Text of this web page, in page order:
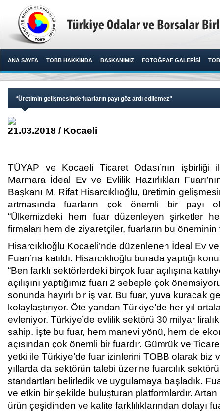
ANA SAYFA TOBB HAKKINDA BAŞKANIMIZ FOTOĞRAF GALERİSİ
“Üretimin gelişmesinde fuarların payı göz ardı edilemez”
21.03.2018 / Kocaeli
TÜYAP ve Kocaeli Ticaret Odası’nın
Marmara İdeal Ev ve Evlilik Hazırlıkları
Başkanı M. Rifat Hisarcıklıoğlu, üretimin
artmasında fuarların çok önemli bir payı
“Ülkemizdeki hem fuar düzenleyen şirketler
firmaları hem de ziyaretçiler, fuarların bu öneminin
Hisarcıklıoğlu Kocaeli’nde düzenlenen İdeal Ev ve
Fuarı’na katıldı. Hisarcıklıoğlu burada yaptığı
“Ben farklı sektörlerdeki birçok fuar açılışına
açılışını yaptığımız fuarı 2 sebeple çok
sonunda hayırlı bir iş var. Bu fuar, yuva kuracak
kolaylaştırıyor. Öte yandan Türkiye’de her yıl
evleniyor. Türkiye’de evlilik sektörü 30 milyar
sahip. İşte bu fuar, hem manevi yönü, hem de
açısından çok önemli bir fuardır. Gümrük ve
yetki ile Türkiye’de fuar izinlerini TOBB olarak biz
yıllarda da sektörün talebi üzerine fuarcılık
standartları belirledik ve uygulamaya başladık.
ve etkin bir şekilde buluşturan platformlardır.
ürün çeşidinden ve kalite farklılıklarından dolayı